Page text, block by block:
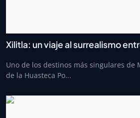
Xilitla: un viaje al surrealismo
Uno de los destinos más singulares de
de la Huasteca Po...